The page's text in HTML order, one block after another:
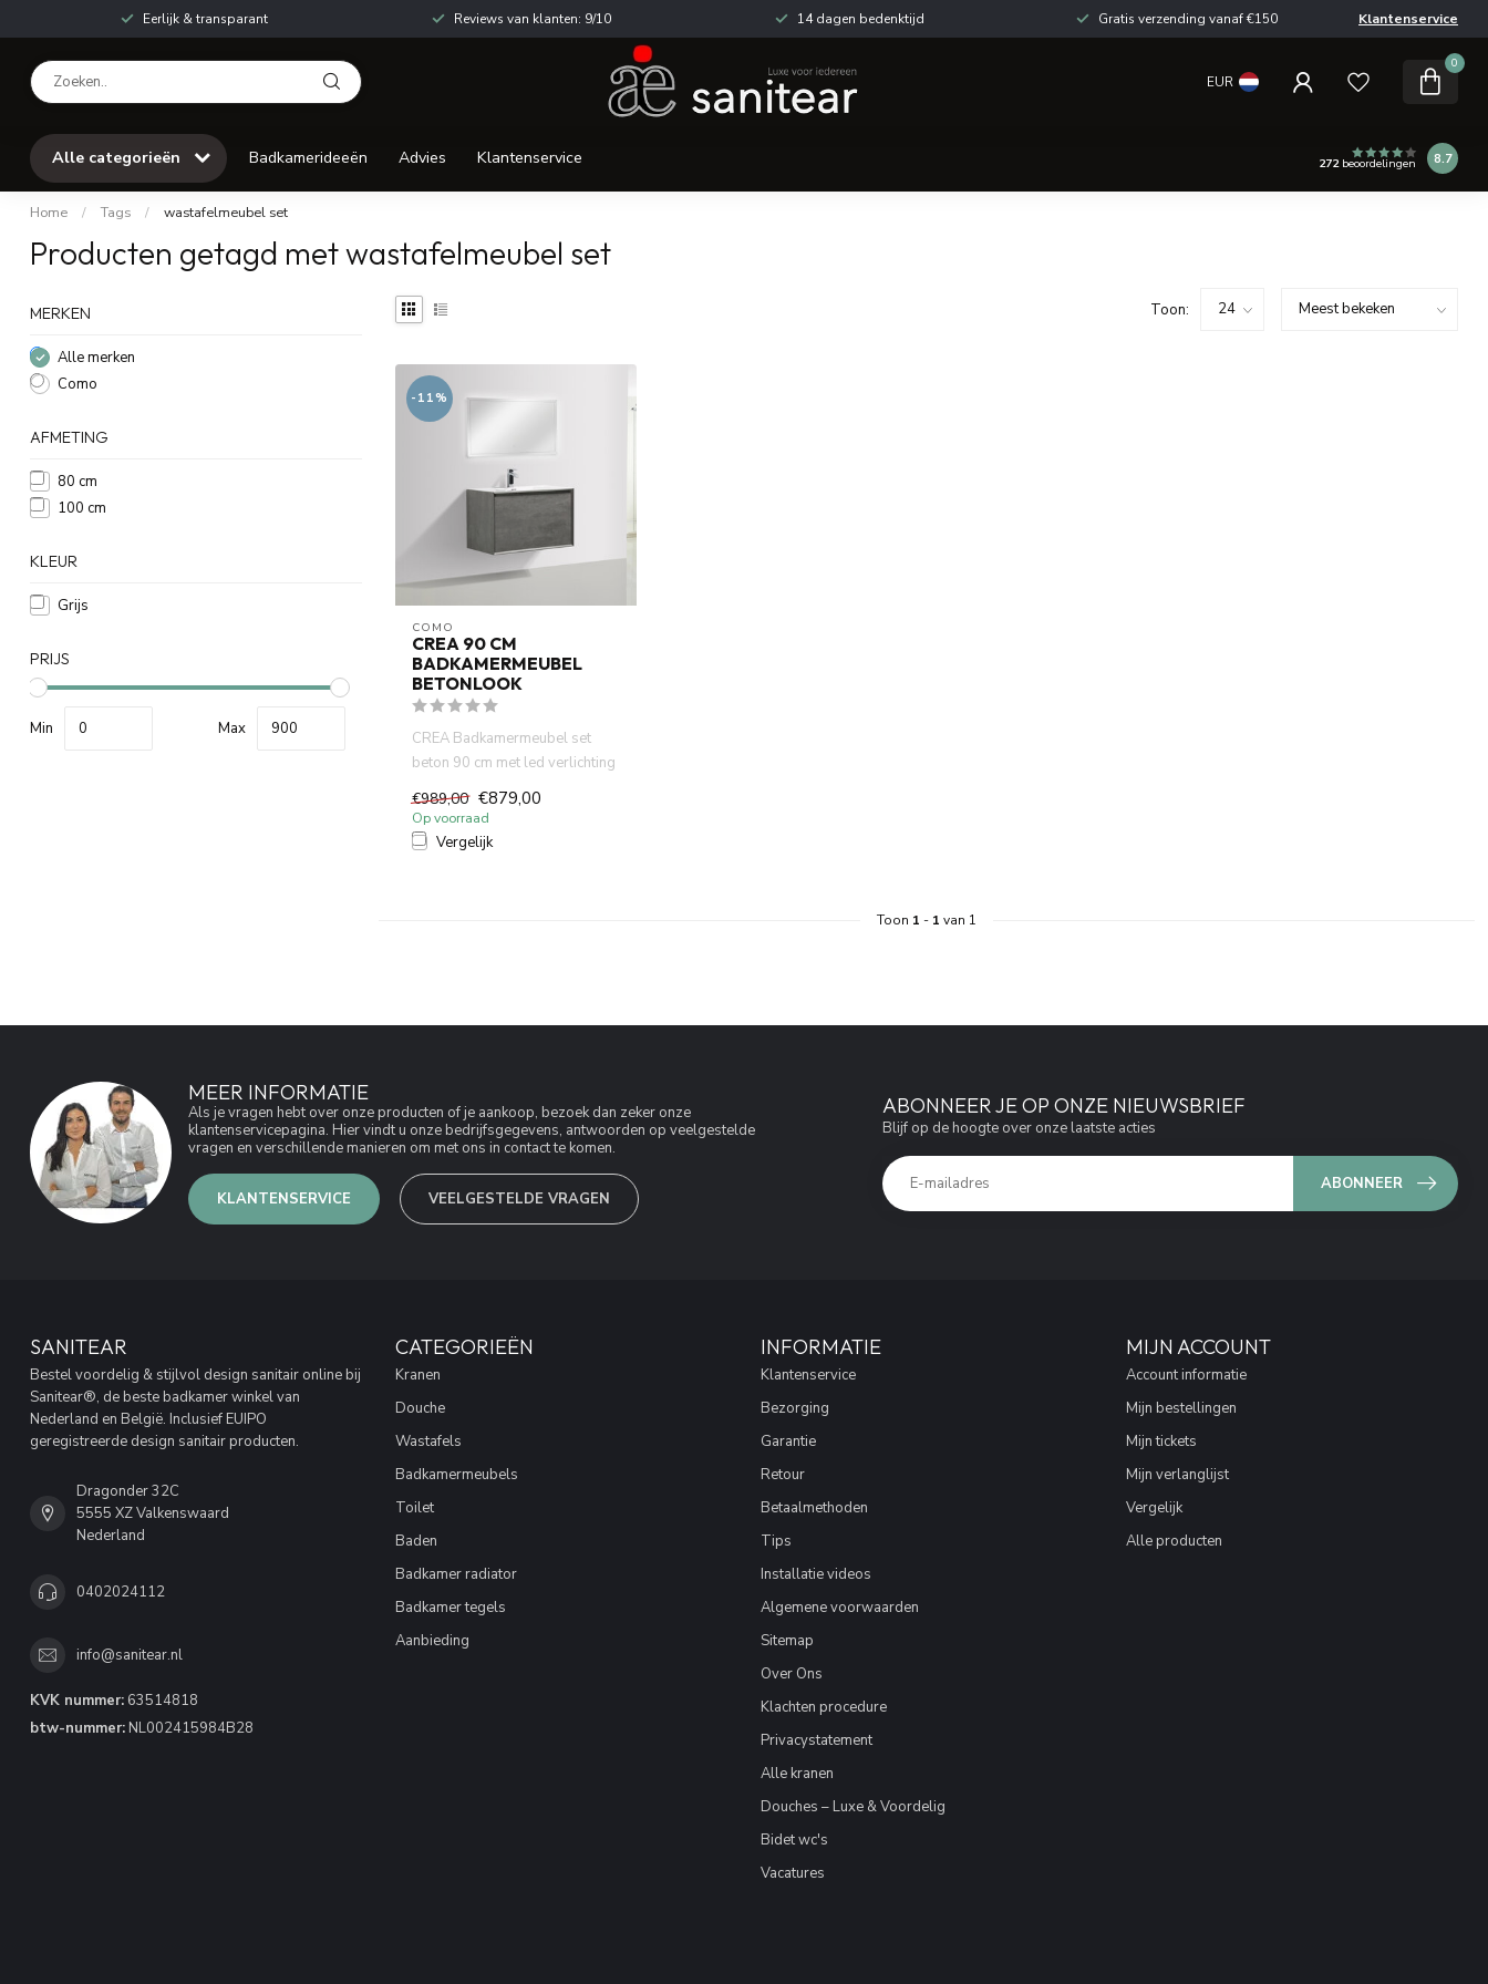
Eerlijk & transparant Reviews van klanten: 9/10 14 dagen bedenktijd Gratis verzending vanaf €150 Klantenservice
EUR
0
Alle categorieën Badkamerideeën Advies Klantenservice 272beoordelingen 8.7
Home / Tags / wastafelmeubel set
Producten getagd met wastafelmeubel set
MERKEN
Alle merken
Como
AFMETING
80 cm
100 cm
KLEUR
Grijs
PRIJS
Min Max
Toon:
-11%
COMO
CREA 90 CM
BADKAMERMEUBEL
BETONLOOK
CREA Badkamermeubel set
beton 90 cm met led verlichting
€989,00 €879,00
Op voorraad
Vergelijk
Toon 1 - 1 van 1
MEER INFORMATIE
Als je vragen hebt over onze producten of je aankoop, bezoek dan zeker onze
klantenservicepagina. Hier vindt u onze bedrijfsgegevens, antwoorden op veelgestelde
vragen en verschillende manieren om met ons in contact te komen.
KLANTENSERVICE VEELGESTELDE VRAGEN
ABONNEER JE OP ONZE NIEUWSBRIEF
Blijf op de hoogte over onze laatste acties
ABONNEER
SANITEAR
Bestel voordelig & stijlvol design sanitair online bij
Sanitear®, de beste badkamer winkel van
Nederland en België. Inclusief EUIPO
geregistreerde design sanitair producten.
Dragonder 32C
5555 XZ Valkenswaard
Nederland
0402024112
info@sanitear.nl
KVK nummer: 63514818
btw-nummer: NL002415984B28
CATEGORIEËN
Kranen
Douche
Wastafels
Badkamermeubels
Toilet
Baden
Badkamer radiator
Badkamer tegels
Aanbieding
INFORMATIE
Klantenservice
Bezorging
Garantie
Retour
Betaalmethoden
Tips
Installatie videos
Algemene voorwaarden
Sitemap
Over Ons
Klachten procedure
Privacystatement
Alle kranen
Douches – Luxe & Voordelig
Bidet wc's
Vacatures
MIJN ACCOUNT
Account informatie
Mijn bestellingen
Mijn tickets
Mijn verlanglijst
Vergelijk
Alle producten